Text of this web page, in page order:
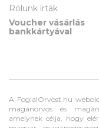
Rólunk írták
Voucher vásárlás
bankkártyával
A FoglalOrvost.hu
magánorvos és
amelynek célja, hogy